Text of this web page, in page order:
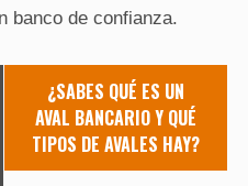
banco de confianza.
¿SABES QUÉ ES UN
AVAL BANCARIO Y QUÉ
TIPOS DE AVALES HAY?